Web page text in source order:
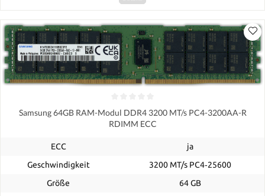
Samsung 64GB RAM-Modul DDR4 3200 MT/s PC4-3200AA-R
RDIMM ECC
ECC
ja
Geschwindigkeit
3200 MT/s PC4‑25600
Größe
64 GB